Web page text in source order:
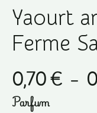
Yaourt
Ferme
0,70€ –
Parfum